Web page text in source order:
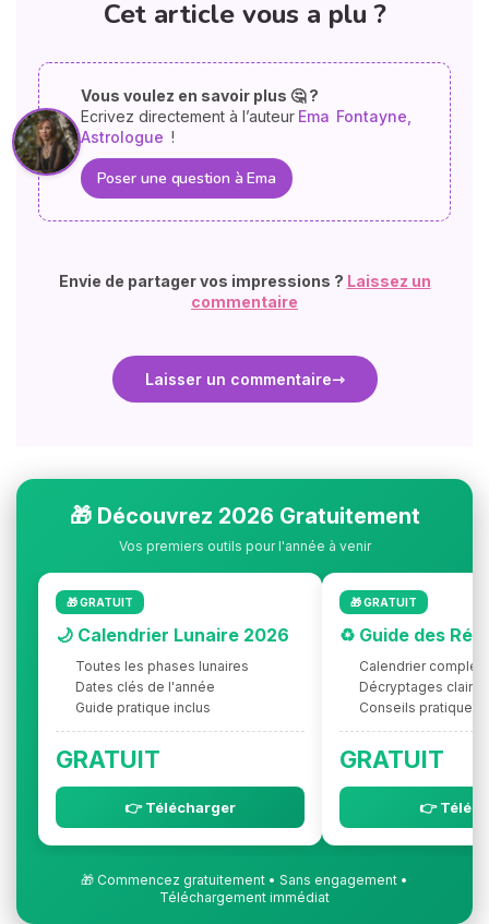
Cet article vous a plu ?
Vous voulez en savoir plus 🤔 ?
Ecrivez directement à l’auteur Ema Fontayne,
Astrologue !
Poser une question à Ema
Envie de partager vos impressions ? Laissez un
commentaire
Laisser un commentaire
🎁 Découvrez 2026 Gratuitement
Vos premiers outils pour l'année à venir
🎁 GRATUIT
🌙 Calendrier Lunaire 2026
Toutes les phases lunaires
Dates clés de l'année
Guide pratique inclus
GRATUIT
👉 Télécharger
🎁 GRATUIT
♻️ Guide des
Calendrier complet
Décryptages clairs
Conseils pratiques
GRATUIT
👉
🎁 Commencez gratuitement • Sans engagement •
Téléchargement immédiat